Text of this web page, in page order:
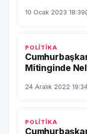
10 Ocak 2023 18:39
POLİTİKA
Mitinginde
24 Aralık 2022
POLİTİKA